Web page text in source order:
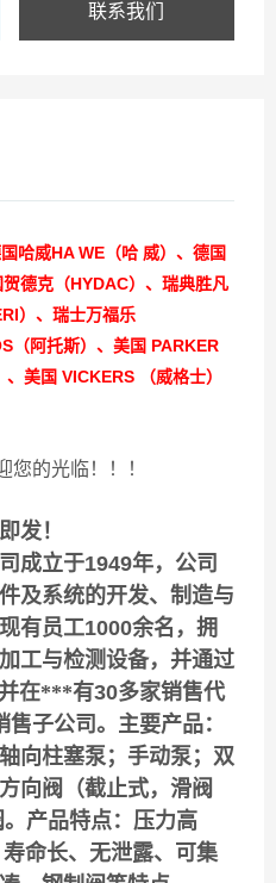
联系我们
哈威HA WE（哈 威）、德国
德克（HYDAC）、瑞典胜凡
）、瑞士万福乐
（阿托斯）、美国 PARKER
美国 VICKERS （威格士）
您的光临！！！
发！
成立于1949年，公司
及系统的开发、制造与
有员工1000余名，拥
工与检测设备，并通过
在***有30多家销售代
售子公司。主要产品：
向柱塞泵；手动泵；双
向阀（截止式，滑阀
。产品特点：压力高
命长、无泄露、可集